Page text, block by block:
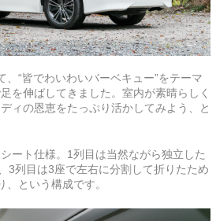
、“皆でわいわいバーベキュー”をテーマ
を伸ばしてきました。室内が素晴らしく
ィの恩恵をたっぷり活かしてみよう、と
ート仕様。1列目は当然ながら独立した
3列目は3座で左右に分割して折りたため
という構成です。